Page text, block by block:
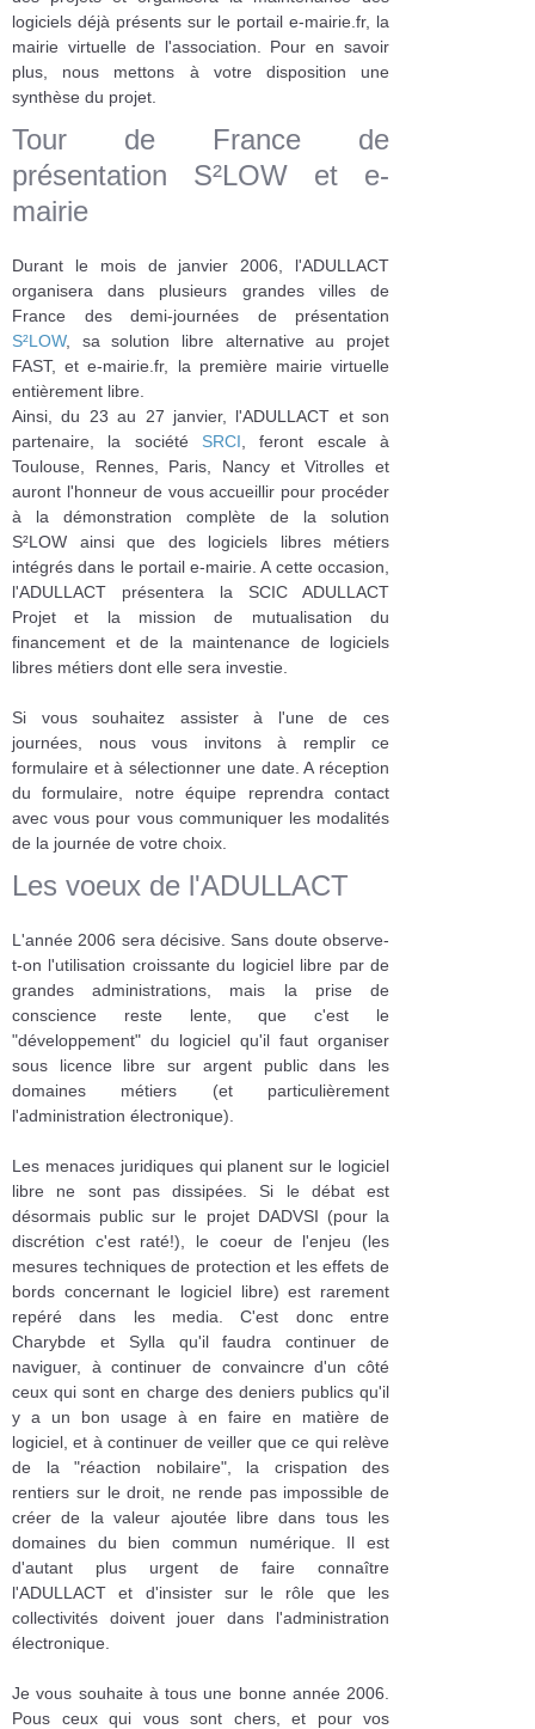
logiciels déjà présents sur le portail e-mairie.fr, la
mairie virtuelle de l'association. Pour en savoir
plus, nous mettons à votre disposition une
synthèse du projet.
Tour de France de
présentation S²LOW et e-
mairie
Durant le mois de janvier 2006, l'ADULLACT
organisera dans plusieurs grandes villes de
France des demi-journées de présentation
S²LOW, sa solution libre alternative au projet
FAST, et e-mairie.fr, la première mairie virtuelle
entièrement libre.
Ainsi, du 23 au 27 janvier, l'ADULLACT et son
partenaire, la société SRCI , feront escale à
Toulouse, Rennes, Paris, Nancy et Vitrolles et
auront l'honneur de vous accueillir pour procéder
à la démonstration complète de la solution
S²LOW ainsi que des logiciels libres métiers
intégrés dans le portail e-mairie. A cette occasion,
l'ADULLACT présentera la SCIC ADULLACT
Projet et la mission de mutualisation du
financement et de la maintenance de logiciels
libres métiers dont elle sera investie.
Si vous souhaitez assister à l'une de ces
journées, nous vous invitons à remplir ce
formulaire et à sélectionner une date. A réception
du formulaire, notre équipe reprendra contact
avec vous pour vous communiquer les modalités
de la journée de votre choix.
Les voeux de l'ADULLACT
L'année 2006 sera décisive. Sans doute observe-
t-on l'utilisation croissante du logiciel libre par de
grandes administrations, mais la prise de
conscience reste lente, que c'est le
"développement" du logiciel qu'il faut organiser
sous licence libre sur argent public dans les
domaines métiers (et particulièrement
l'administration électronique).
Les menaces juridiques qui planent sur le logiciel
libre ne sont pas dissipées. Si le débat est
désormais public sur le projet DADVSI (pour la
discrétion c'est raté!), le coeur de l'enjeu (les
mesures techniques de protection et les effets de
bords concernant le logiciel libre) est rarement
repéré dans les media. C'est donc entre
Charybde et Sylla qu'il faudra continuer de
naviguer, à continuer de convaincre d'un côté
ceux qui sont en charge des deniers publics qu'il
y a un bon usage à en faire en matière de
logiciel, et à continuer de veiller que ce qui relève
de la "réaction nobilaire", la crispation des
rentiers sur le droit, ne rende pas impossible de
créer de la valeur ajoutée libre dans tous les
domaines du bien commun numérique. Il est
d'autant plus urgent de faire connaître
l'ADULLACT et d'insister sur le rôle que les
collectivités doivent jouer dans l'administration
électronique.
Je vous souhaite à tous une bonne année 2006.
Pous ceux qui vous sont chers, et pour vos